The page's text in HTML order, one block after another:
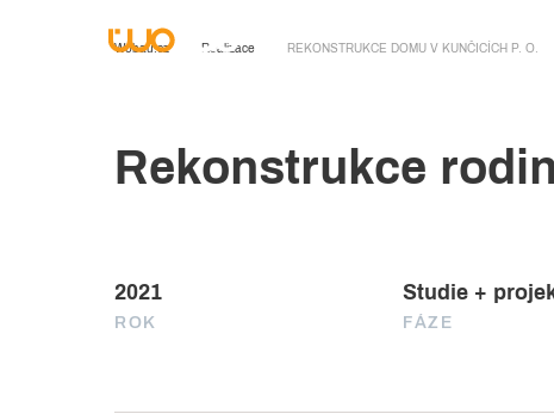
Wobau.cz Realizace REKONSTRUKCE DOMU V KUNČICÍCH P. O.
Rekonstrukce
2021
ROK
Studie +
FÁZE